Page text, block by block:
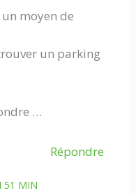
moyen de
un parking
…
Répondre
51 MIN